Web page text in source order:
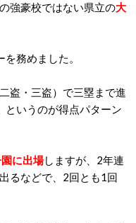
強豪校ではない県立の大
務めました。
盗・三盗）で三塁まで進
というのが得点パターン
に出場しますが、2年連
るなどで、2回とも1回